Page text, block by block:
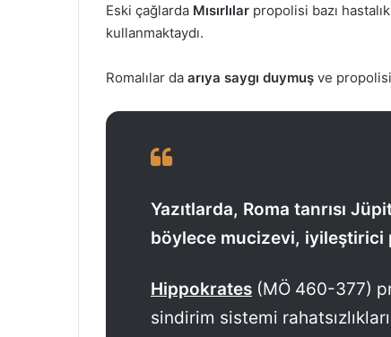
Eski çağlarda Mısırlılar propolisi bazı
kullanmaktaydı.
Romalılar da arıya saygı duymuş ve propolisi
Yazıtlarda, Roma tanrısı
böylece mucizevi, iyileştirici
Hippokrates (MÖ 460-377)
sindirim sistemi